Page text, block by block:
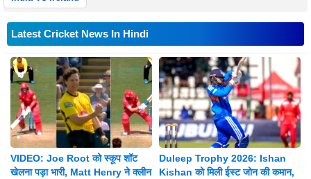
Latest Cricket News In Hindi
VIDEO: Joe Root को स्कूप शॉट
खेलना पड़ा भारी, Matt Henry ने क्लीन
Duleep Trophy 2026: Ishan
Kishan को मिली ईस्ट जोन की कमान,